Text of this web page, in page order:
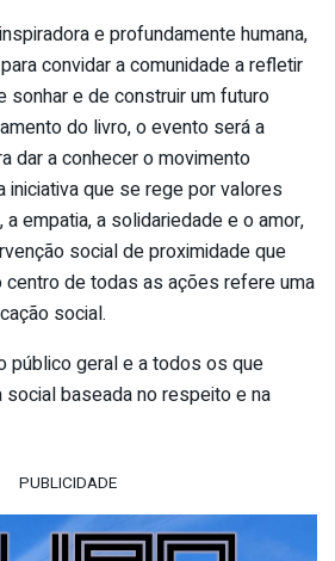
e profundamente humana,
convidar a comunidade a refletir
sonhar e de construir um futuro
do livro, o evento será a
dar a conhecer o movimento
iniciativa que se rege por valores
empatia, a solidariedade e o amor,
social de proximidade que
de todas as ações refere uma
social.
público geral e a todos os que
social baseada no respeito e na
PUBLICIDADE